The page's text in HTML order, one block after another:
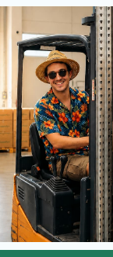
Clean Label
offrono
clean l...